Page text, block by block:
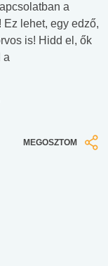
a
Ez lehet, egy edző,
is! Hidd el, ők
a
MEGOSZTOM